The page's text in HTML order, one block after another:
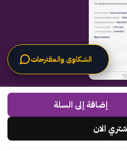
لـالحلول الراقية© 2025.
بواسطةCode Times
.
إضافة إلى السلة
الان
الشكاوى والمقترحات